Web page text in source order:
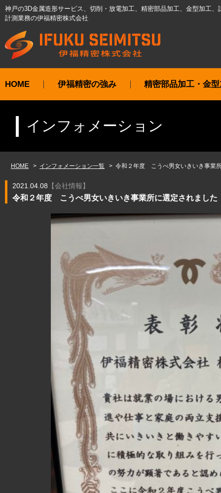
神戸の3D金属造形サービス、切削・放電加工、精密部品加工、金型加工、
計測業務の伊福精密株式会社
HOME 伊福精密の強み 精密部品加工・金
インフォメーション
HOME インフォメーション一覧 令和２年度 こうべ男女いきいき事業
2021.04.08 【会社情報】
令和２年度 こうべ男女いきいき事業所に選定されました